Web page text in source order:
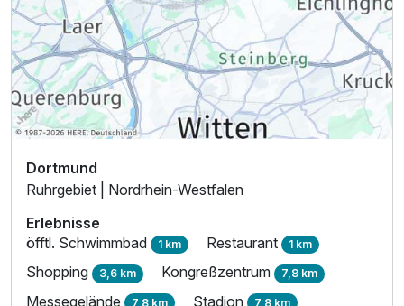
Dortmund
Ruhrgebiet | Nordrhein-Westfalen
Erlebnisse
öfftl. Schwimmbad 1 km Restaurant 1 km
Shopping 3,6 km Kongreßzentrum 7,8 km
Messegelände 7,8 km Stadion 7,8 km